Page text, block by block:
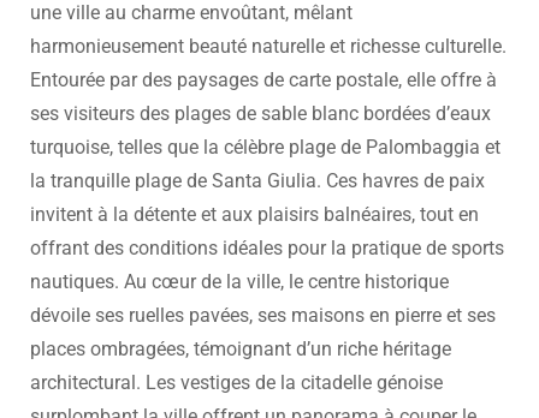
une ville au charme envoûtant, mêlant
harmonieusement beauté naturelle et richesse culturelle.
Entourée par des paysages de carte postale, elle offre à
ses visiteurs des plages de sable blanc bordées d’eaux
turquoise, telles que la célèbre plage de Palombaggia et
la tranquille plage de Santa Giulia. Ces havres de paix
invitent à la détente et aux plaisirs balnéaires, tout en
offrant des conditions idéales pour la pratique de sports
nautiques. Au cœur de la ville, le centre historique
dévoile ses ruelles pavées, ses maisons en pierre et ses
places ombragées, témoignant d’un riche héritage
architectural. Les vestiges de la citadelle génoise